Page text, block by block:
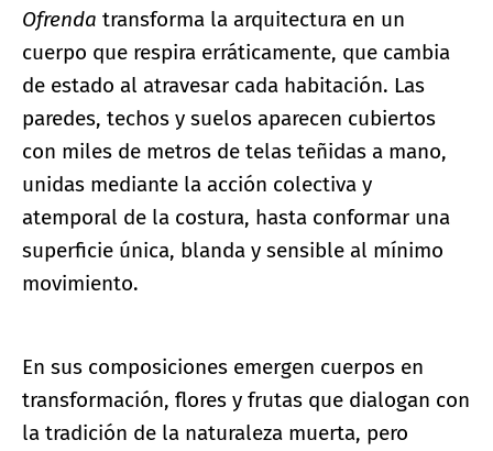
Ofrenda transforma la arquitectura en un
cuerpo que respira erráticamente, que cambia
de estado al atravesar cada habitación. Las
paredes, techos y suelos aparecen cubiertos
con miles de metros de telas teñidas a mano,
unidas mediante la acción colectiva y
atemporal de la costura, hasta conformar una
superficie única, blanda y sensible al mínimo
movimiento.
En sus composiciones emergen cuerpos en
transformación, flores y frutas que dialogan con
la tradición de la naturaleza muerta, pero